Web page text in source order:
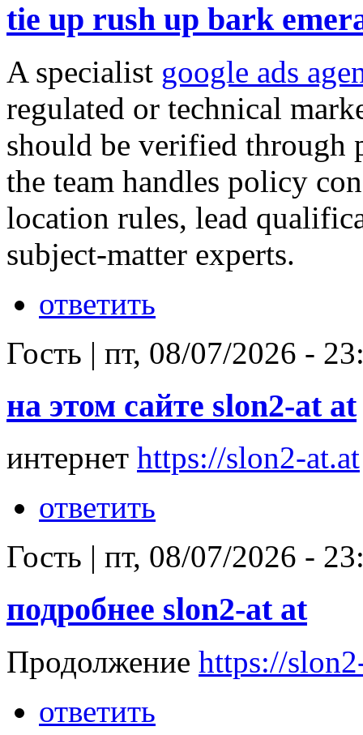
tie up rush up bark
A specialist google ads
regulated or technical
should be verified through
the team handles policy
location rules, lead
subject-matter experts.
ответить
Гость | пт, 08/07/2026 -
на этом сайте slon2-at at
интернет https://slon2-at.at
ответить
Гость | пт, 08/07/2026 -
подробнее slon2-at at
Продолжение https://
ответить